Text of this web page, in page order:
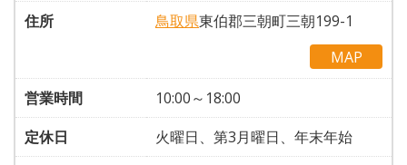
住所
鳥取県東伯郡三朝町三朝199-1
MAP
営業時間
10:00～18:00
定休日
火曜日、第3月曜日、年末年始